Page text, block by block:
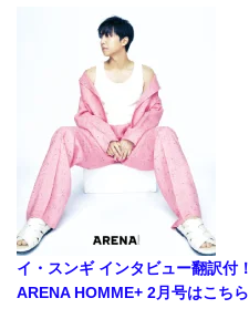
イ・スンギ インタビュー翻訳付！
ARENA HOMME+ 2月号はこちら